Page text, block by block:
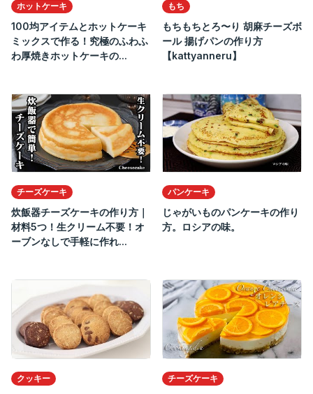
ホットケーキ
100均アイテムとホットケーキ
ミックスで作る！究極のふわふ
わ厚焼きホットケーキの...
もち
もちもちとろ〜り 胡麻チーズボ
ール 揚げパンの作り方
【kattyanneru】
チーズケーキ
炊飯器チーズケーキの作り方｜
材料5つ！生クリーム不要！オ
ーブンなしで手軽に作れ...
パンケーキ
じゃがいものパンケーキの作り
方。ロシアの味。
クッキー チーズケーキ